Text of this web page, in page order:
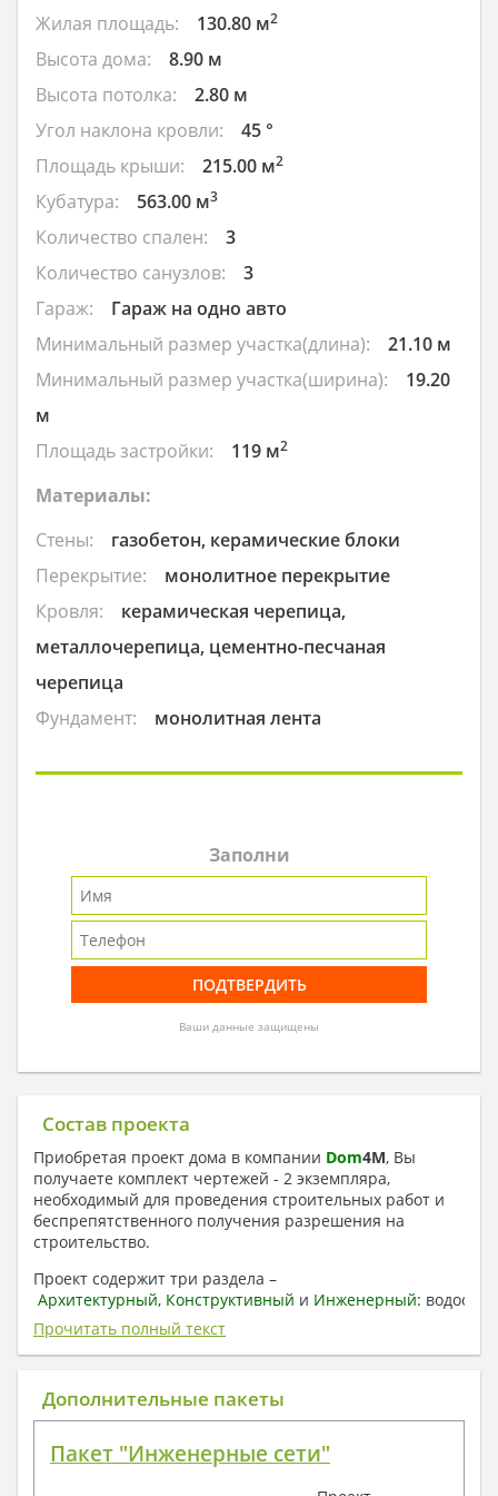
Жилая площадь: 130.80 м2
Высота дома:
8.90 м
Высота потолка:
2.80 м
Угол наклона кровли:
45 °
Площадь крыши:
215.00 м2
Кубатура: 563.00 м3
Количество спален:
3
Количество санузлов:
3
Гараж:
Гараж на одно авто
Минимальный размер участка(длина):
21.10 м
Минимальный размер участка(ширина):
19.20
м
Площадь застройки:
119 м2
Материалы:
Стены:
газобетон, керамические блоки
Перекрытие:
монолитное перекрытие
Кровля:
керамическая черепица,
металлочерепица, цементно-песчаная
черепица
Фундамент:
монолитная лента
Заполни
Ваши данные защищены
Состав проекта
Приобретая проект дома в компании Dom4M, Вы
получаете комплект чертежей - 2 экземпляра,
необходимый для проведения строительных работ и
беспрепятственного получения разрешения на
строительство.
Проект содержит три раздела –
Архитектурный, Конструктивный и Инженерный:
отопление, вентиляция, канализация,
электроснабжение (приобретается за дополнительную
плату) + Пояснительная записка.
1. Архитектурный раздел:
План координационных осей
Прочитать полный текст
Дополнительные пакеты
Пакет "Инженерные сети"